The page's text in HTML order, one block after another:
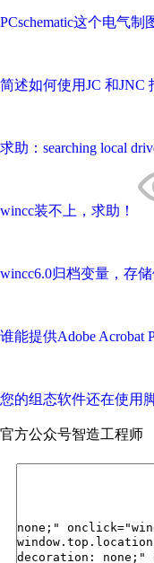
PCschematic这个电气制
简述如何使用JC 和JNC
求助：searching local
wincc装不上，求助！
wincc6.0归档变量，存
谁能提供Adobe Acrobat
您的组态软件还在使用
官方公众号智造工程师